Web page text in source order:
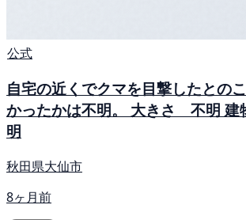
公式
自宅の近くでクマを目撃したとの
かったかは不明。 大きさ 不明 建
明
秋田県大仙市
8ヶ月前